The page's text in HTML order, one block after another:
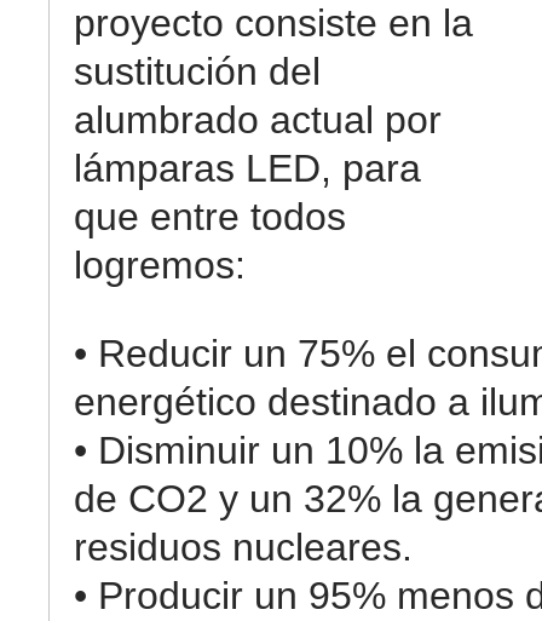
proyecto consiste en la
sustitución del
alumbrado actual por
lámparas LED, para
que entre todos
logremos:
• Reducir un 75% el
energético destinado a
• Disminuir un 10% la
de CO2 y un 32% la
residuos nucleares.
• Producir un 95% menos